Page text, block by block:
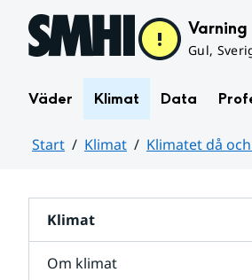
Hoppa till sidans innehåll Varning
Gul,
Väder Klimat Data
Start Klimat Klimatet då
Klimat
Om klimat